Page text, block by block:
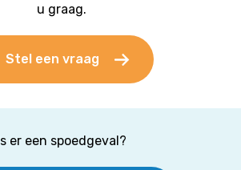
u graag.
Stel een vraag
Is er een spoedgeval?